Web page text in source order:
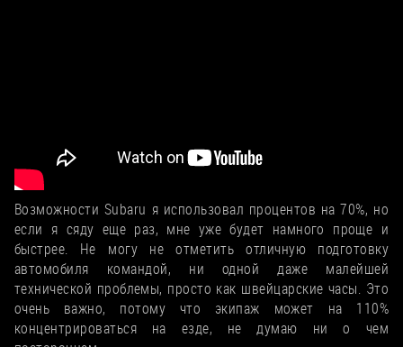
Возможности Subaru я использовал процентов на 70%, но
если я сяду еще раз, мне уже будет намного проще и
быстрее. Не могу не отметить отличную подготовку
автомобиля командой, ни одной даже малейшей
технической проблемы, просто как швейцарские часы. Это
очень важно, потому что экипаж может на 110%
концентрироваться на езде, не думаю ни о чем